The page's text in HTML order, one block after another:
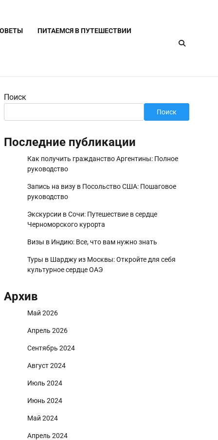
ПИТАЕМСЯ В ПУТЕШЕСТВИИ
Поиск
Поиск
Последние публикации
Как получить гражданство Аргентины: Полное
руководство
Запись на визу в Посольство США: Пошаговое
руководство
Экскурсии в Сочи: Путешествие в сердце
Черноморского курорта
Визы в Индию: Все, что вам нужно знать
Туры в Шарджу из Москвы: Откройте для себя
культурное сердце ОАЭ
Архив
Май 2026
Апрель 2026
Сентябрь 2024
Август 2024
Июль 2024
Июнь 2024
Май 2024
Апрель 2024